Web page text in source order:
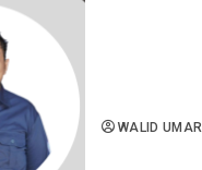
WALID UMAR